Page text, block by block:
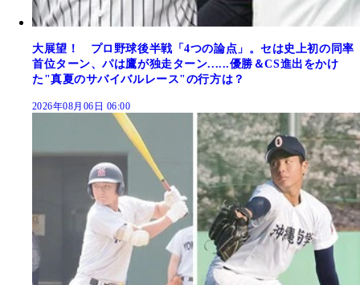
大展望！ プロ野球後半戦「4つの論点」。セは史上初の同率
首位ターン、パは鷹が独走ターン......優勝＆CS進出をかけ
た"真夏のサバイバルレース"の行方は？
2026年08月06日 06:00